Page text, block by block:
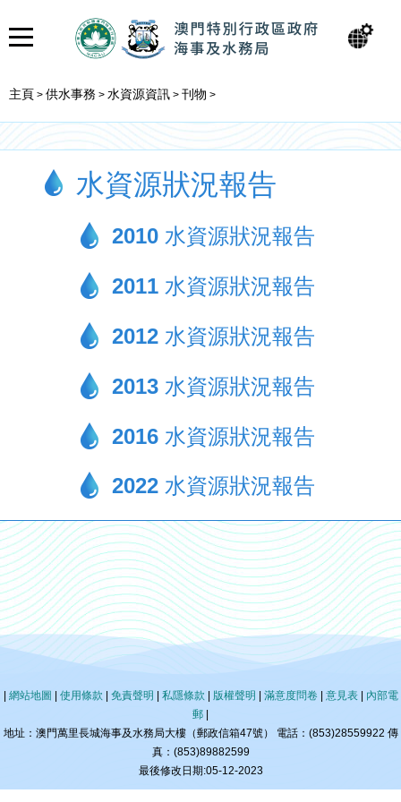
主頁 > 供水事務 > 水資源資訊 > 刊物 >
水資源狀況報告
2010 水資源狀況報告
2011 水資源狀況報告
2012 水資源狀況報告
2013 水資源狀況報告
2016 水資源狀況報告
2022 水資源狀況報告
網站地圖 使用條款 免責聲明 私隱條款 版權聲明 滿意度問卷| 意見表|
內部電
郵
地址：澳門萬里長城海事及水務局大樓（郵政信箱47號） 電話：(853)28559922 傳
真：(853)89882599
最後修改日期:05-12-2023